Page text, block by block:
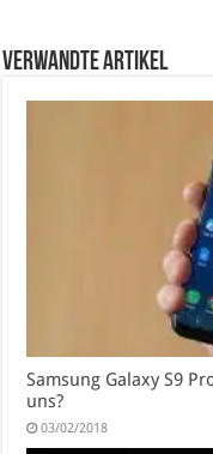
verwandte Artikel
Samsung Galaxy S9
uns?
03/02/2018